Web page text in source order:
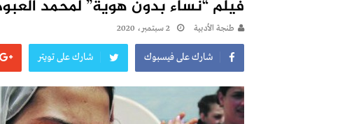
فيلم “نساء بدون هوية” لمحمد
طنجة الأدبية 2 سبتمبر، 2020
شارك على فيسبوك شارك على تويتر